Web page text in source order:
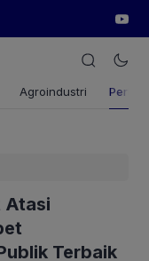
Agroindustri
Atasi
Terbaik